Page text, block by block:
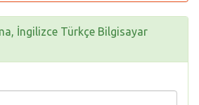
İngilizce Türkçe Bilgisayar